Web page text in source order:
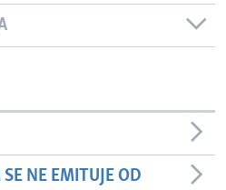
NE EMITUJE OD